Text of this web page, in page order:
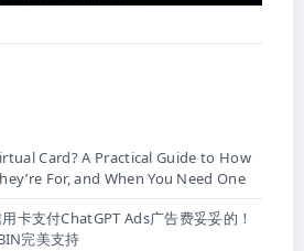
Card? A Practical Guide to How
For, and When You Need One
卡支付ChatGPT Ads广告费妥妥的！
完美支持